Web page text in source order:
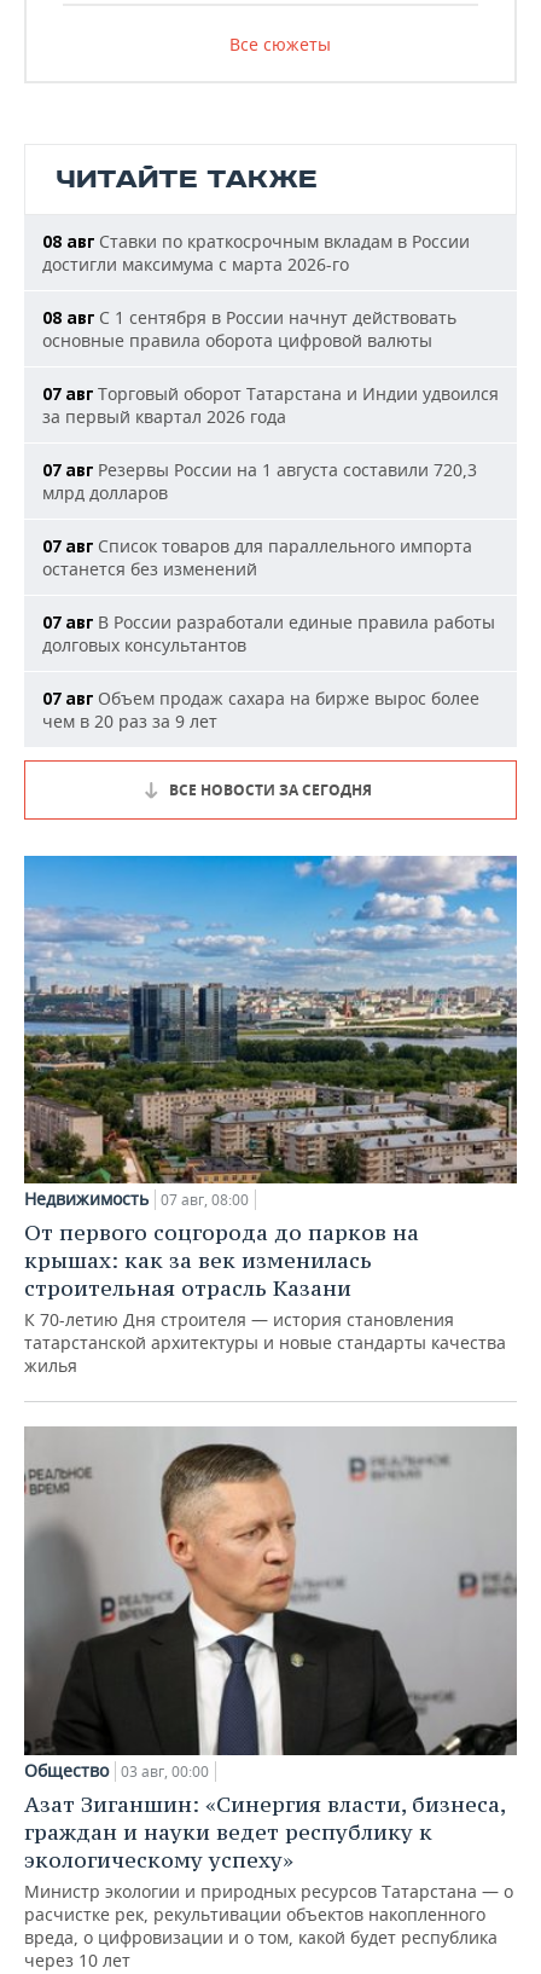
Все сюжеты
ЧИТАЙТЕ ТАКЖЕ
08 авг Ставки по краткосрочным вкладам в России
достигли максимума с марта 2026-го
08 авг С 1 сентября в России начнут действовать
основные правила оборота цифровой валюты
07 авг Торговый оборот Татарстана и Индии удвоился
за первый квартал 2026 года
07 авг Резервы России на 1 августа составили 720,3
млрд долларов
07 авг Список товаров для параллельного импорта
останется без изменений
07 авг В России разработали единые правила работы
долговых консультантов
07 авг Объем продаж сахара на бирже вырос более
чем в 20 раз за 9 лет
ВСЕ НОВОСТИ ЗА СЕГОДНЯ
Недвижимость 07 авг, 08:00
От первого соцгорода до парков на
крышах: как за век изменилась
строительная отрасль Казани
К 70-летию Дня строителя — история становления
татарстанской архитектуры и новые стандарты качества
жилья
Общество 03 авг, 00:00
Азат Зиганшин: «Синергия власти, бизнеса,
граждан и науки ведет республику к
экологическому успеху»
Министр экологии и природных ресурсов Татарстана — о
расчистке рек, рекультивации объектов накопленного
вреда, о цифровизации и о том, какой будет республика
через 10 лет